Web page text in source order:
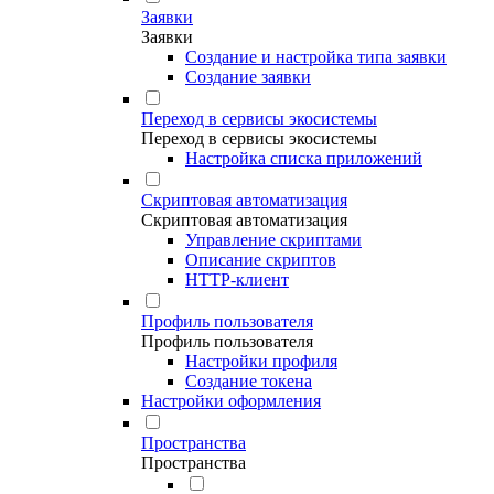
Заявки
Заявки
Создание и настройка типа заявки
Создание заявки
Переход в сервисы экосистемы
Переход в сервисы экосистемы
Настройка списка приложений
Скриптовая автоматизация
Скриптовая автоматизация
Управление скриптами
Описание скриптов
HTTP-клиент
Профиль пользователя
Профиль пользователя
Настройки профиля
Создание токена
Настройки оформления
Пространства
Пространства